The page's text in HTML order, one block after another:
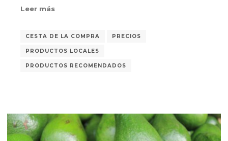
Leer más
CESTA DE LA COMPRA PRECIOS
PRODUCTOS LOCALES
PRODUCTOS RECOMENDADOS